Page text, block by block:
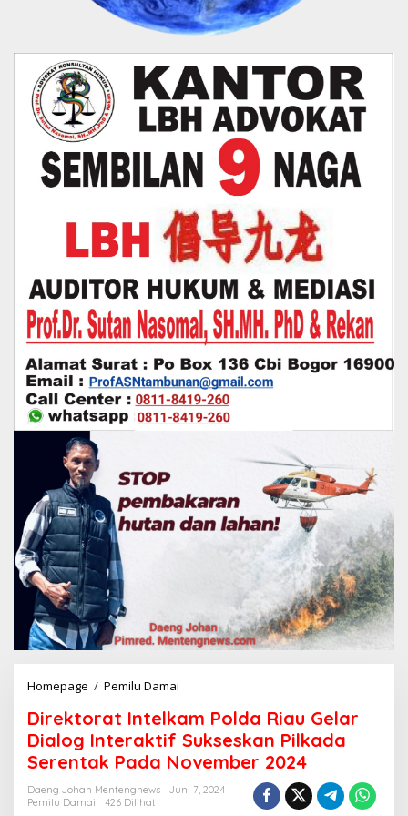
Homepage / Pemilu Damai
r
e
k
t
o
Direktorat Intelkam Polda Riau Gelar
Dialog Interaktif Sukseskan Pilkada
Serentak Pada November 2024
Daeng Johan Mentengnews
Juni 7, 2024
Pemilu Damai
426 Dilihat